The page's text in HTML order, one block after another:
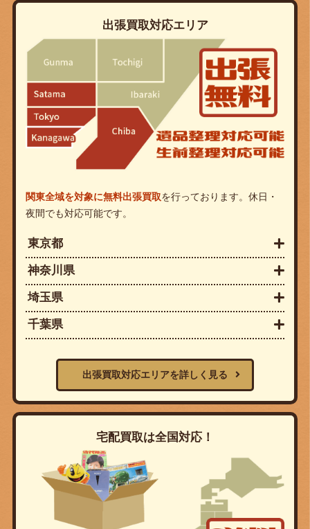
出張買取対応エリア
関東全域を対象に無料出張買取を行っております。休日・
夜間でも対応可能です。
東京都
神奈川県
埼玉県
千葉県
出張買取対応エリアを詳しく見る
宅配買取は全国対応！